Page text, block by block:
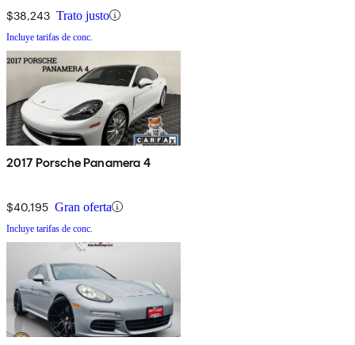
$38,243 Trato justo
Incluye tarifas de conc.
2017 Porsche Panamera 4
$40,195 Gran oferta
Incluye tarifas de conc.